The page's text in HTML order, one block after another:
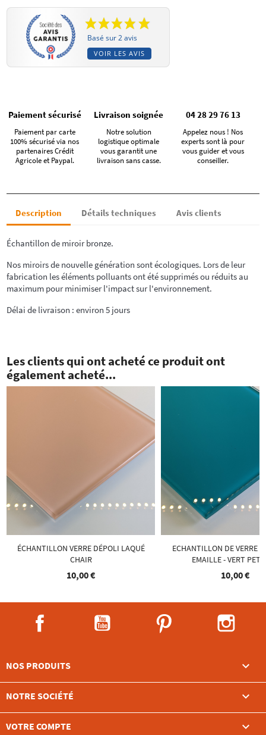
Basé sur 2 avis
VOIR LES AVIS
Paiement sécurisé
Paiement par carte
100% sécurisé via nos
partenaires Crédit
Agricole et Paypal.
Livraison soignée
Notre solution
logistique optimale
vous garantit une
livraison sans casse.
04 28 29 76 13
Appelez nous ! Nos
experts sont là pour
vous guider et vous
conseiller.
Description Détails techniques Avis clients
Échantillon de miroir bronze.
Nos miroirs de nouvelle génération sont écologiques. Lors de leur
fabrication les éléments polluants ont été supprimés ou réduits au
maximum pour minimiser l'impact sur l'environnement.
Délai de livraison : environ 5 jours
Les clients qui ont acheté ce produit ont
également acheté...
ÉCHANTILLON VERRE DÉPOLI LAQUÉ
CHAIR
10,00 €
ECHANTILLON DE VERRE
EMAILLE - VERT
10,00 €
NOS PRODUITS 
NOTRE SOCIÉTÉ 
VOTRE COMPTE 